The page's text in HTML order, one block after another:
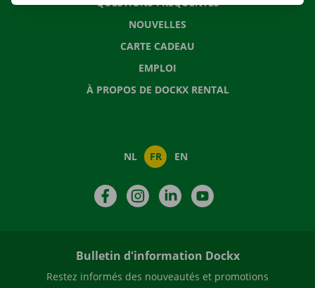
NOUVELLES
CARTE CADEAU
EMPLOI
À PROPOS DE DOCKX RENTAL
NL FR EN
FacebookInstagramLinkedIn
Bulletin d'information Dockx
Restez informés des nouveautés et promotions